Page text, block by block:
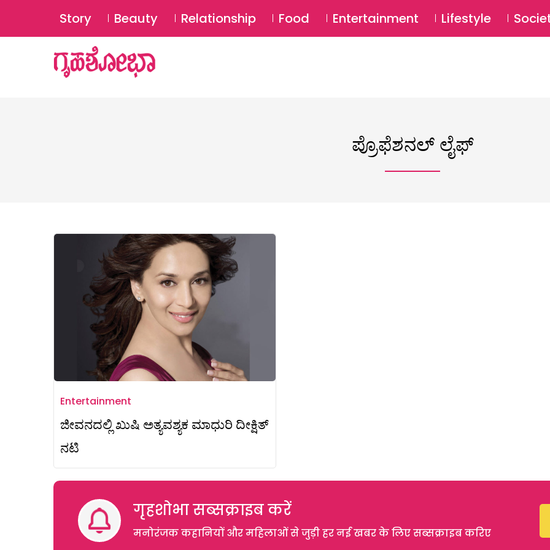
Story Beauty Relationship Food Entertainment Lifestyle
ಪ್ರೊಫೆಶನಲ್ ಲೈಫ್
Entertainment
ಜೀವನದಲ್ಲಿ ಖುಷಿ ಅತ್ಯವಶ್ಯಕ ಮಾಧುರಿ ದೀಕ್ಷಿತ್
ನಟಿ
गृहशोभा सब्सक्राइब करें
मनोरंजक कहानियों और महिलाओं से जुड़ी हर नई खबर के लिए सब्सक्राइब करिए